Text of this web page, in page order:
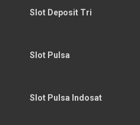
Slot Deposit Tri
Slot Pulsa
Slot Pulsa Indosat